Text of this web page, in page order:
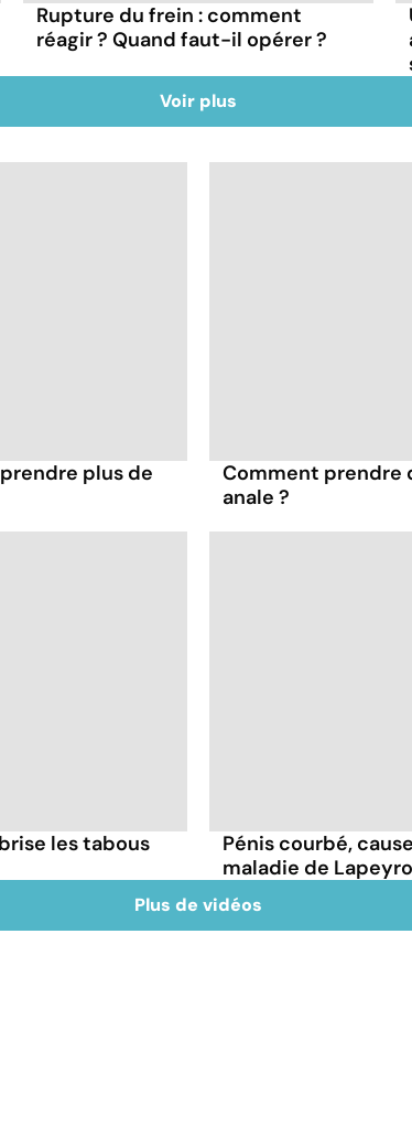
Rupture du frein : comment
réagir ? Quand faut-il opérer ?
Voir plus
plus de
Comment prendre
anale ?
les tabous
Pénis courbé,
maladie de
Plus de vidéos